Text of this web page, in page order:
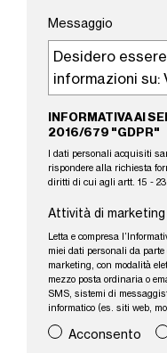
Messaggio
INFORMATIVA AI
2016/679 "GDPR"
I dati personali acquisiti
rispondere alla richiesta
diritti di cui agli artt. 15 - 23
Attività di marketing
Letta e compresa l’
miei dati personali da
marketing, con modalità
mezzo posta ordinaria o
SMS, sistemi di
informatico (es. siti web,
Acconsento